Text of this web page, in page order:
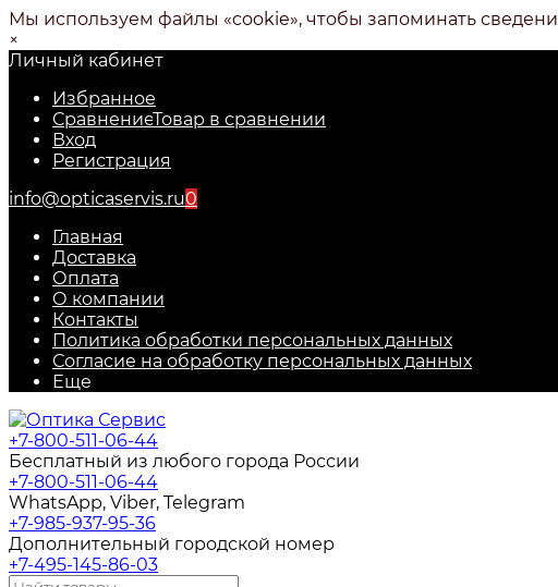
Мы используем файлы «cookie», чтобы запоминать
×
Личный кабинет
Избранное
СравнениеТовар в сравнении
Вход
Регистрация
info@opticaservis.ru0
Главная
Доставка
Оплата
О компании
Контакты
Политика обработки персональных данных
Согласие на обработку персональных данных
Еще
+7-800-511-06-44
Бесплатный из любого города России
+7-800-511-06-44
WhatsApp, Viber, Telegram
+7-985-937-95-36
Дополнительный городской номер
+7-495-145-86-03